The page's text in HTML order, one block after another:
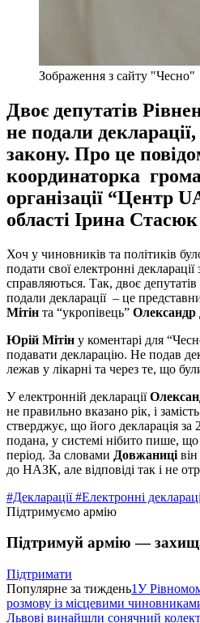
Зображення з сайту "Чесно"
Двоє депутатів
не подали
закону. Про це
координаторка
організації “Центр
області Ірина
Хоч у чиновників та політиків
подати свої електронні
справляються. Так, двоє депутатів
подали декларації – це
Мітін та “укропівець”
Юрій Мітін у коментарі для
подавати декларацію. Не подав
лежав у лікарні та через те, що
У електронній декларації
не правильно вказано рік, і
стверджує, що його декларація за
подана, у системі нібито пише, що
період. За словами Довжаниці
до НАЗК, але відповіді так і не
#Декларації#Електронні
Підтримуємо армію
Підтримуй армію —
Підтримати
Популярне за тиждень1У
розмову із місцевими
Львові винайшли сонячний